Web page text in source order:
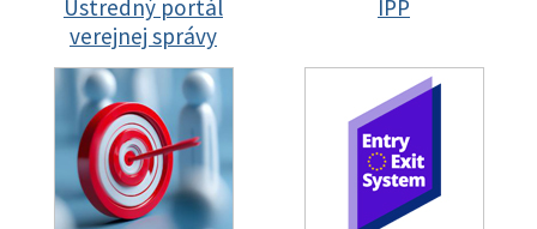
Ústredný portál
verejnej správy
IPP